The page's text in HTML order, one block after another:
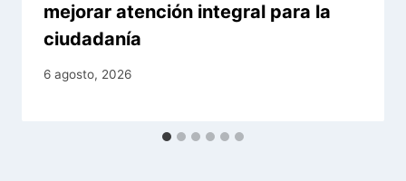
mejorar atención integral para la
ciudadanía
6 agosto, 2026